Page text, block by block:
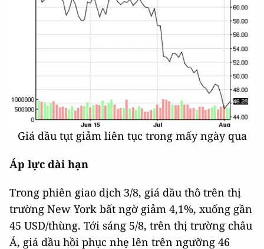
Giá dầu tụt giảm liên tục trong mấy ngày qua
Áp lực dài hạn
Trong phiên giao dịch 3/8, giá dầu thô trên thị
trường New York bất ngờ giảm 4,1%, xuống gần
45 USD/thùng. Tới sáng 5/8, trên thị trường châu
Á, giá dầu hồi phục nhẹ lên trên ngưỡng 46